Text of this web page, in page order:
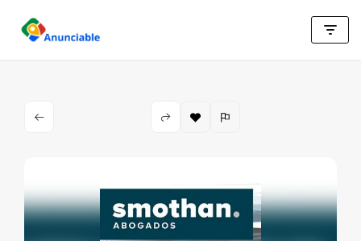
Saltar